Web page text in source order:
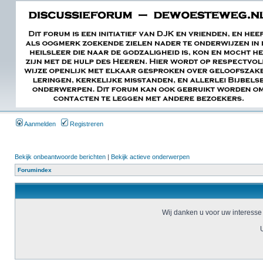
Aanmelden Registreren
Bekijk onbeantwoorde berichten | Bekijk actieve onderwerpen
Forumindex
Wij danken u voor uw